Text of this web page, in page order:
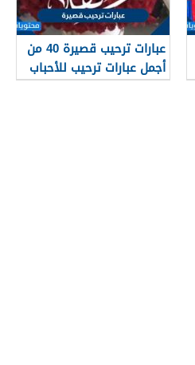
عبارات ترحيب قصيرة 40 من
أجمل عبارات ترحيب للأحباب
والأصدقاء 2026